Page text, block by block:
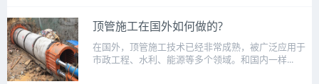
顶管施工在国外如何做的?
在国外，顶管施工技术已经非常成熟，被广泛应用于
市政工程、水利、能源等多个领域。和国内一样...